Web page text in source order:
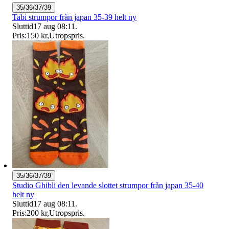
35/36/37/39
Tabi strumpor från japan 35-39 helt ny
Sluttid17 aug 08:11 .
Pris:150 kr,Utropspris.
35/36/37/39
Studio Ghibli den levande slottet strumpor från japan 35-40
helt ny
Sluttid17 aug 08:11 .
Pris:200 kr,Utropspris.